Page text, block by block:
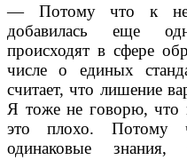
— Потому что к
добавилась еще
происходят в сфере
числе о единых
считает, что лишение
Я тоже не говорю, что
это плохо. Потому
одинаковые